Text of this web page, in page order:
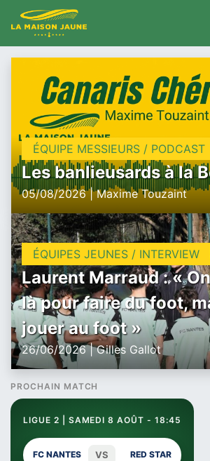
ÉQUIPE MESSIEURS / PODCAST
Les banlieusards à la
05/08/2026 | Maxime Touzaint
ÉQUIPES JEUNES / INTERVIEW
Laurent Marraud : «
là pour faire du foot,
jouer au foot »
26/06/2026 | Gilles Gallot
PROCHAIN MATCH
LIGUE 2 | SAMEDI 8 AOÛT - 18:45
FC NANTES VS RED STAR